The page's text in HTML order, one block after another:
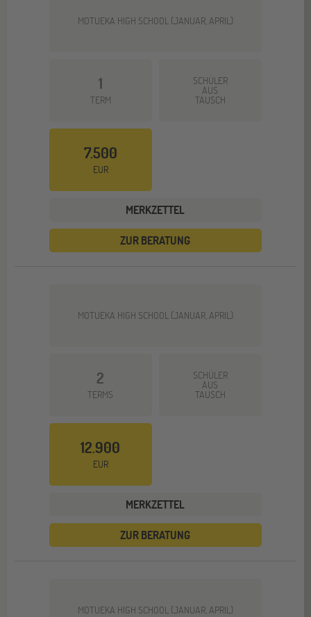
MOTUEKA HIGH SCHOOL (JANUAR, APRIL)
1
TERM
SCHÜLER
AUS
TAUSCH
7.500
EUR
MERKZETTEL
ZUR BERATUNG
MOTUEKA HIGH SCHOOL (JANUAR, APRIL)
2
TERMS
SCHÜLER
AUS
TAUSCH
12.900
EUR
MERKZETTEL
ZUR BERATUNG
MOTUEKA HIGH SCHOOL (JANUAR, APRIL)